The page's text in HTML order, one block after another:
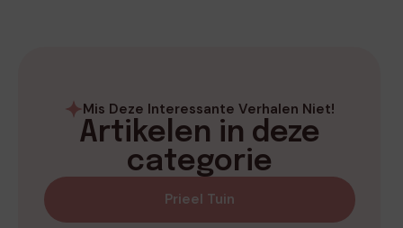
Mis Deze Interessante Verhalen Niet!
Artikelen in deze
categorie
Prieel Tuin